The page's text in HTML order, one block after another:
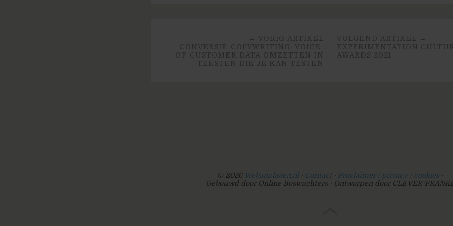
VOLGEND ARTIKEL →
EXPERIMENTATION
AWARDS 2021
← VORIG ARTIKEL
CONVERSIE-COPYWRITING: VOICE-
OF-CUSTOMER DATA OMZETTEN IN
TEKSTEN DIE JE KAN TESTEN
© 2026 Webanalisten.nl Contact
Proclaimer / privacy / cookies
Gebouwd door Online Boswachters
Ontworpen door